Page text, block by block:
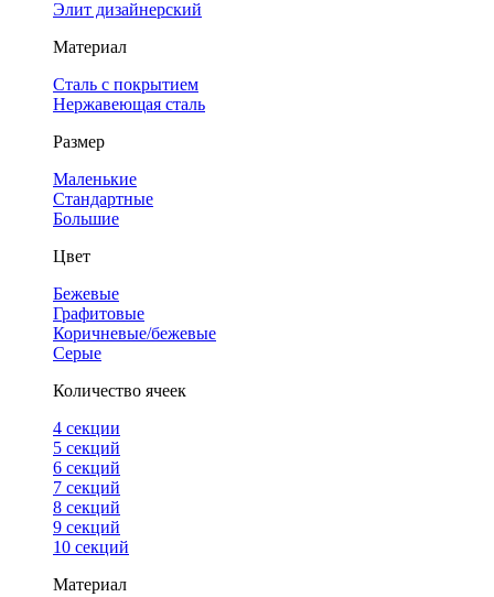
Элит дизайнерский
Материал
Сталь с покрытием
Нержавеющая сталь
Размер
Маленькие
Стандартные
Большие
Цвет
Бежевые
Графитовые
Коричневые/бежевые
Серые
Количество ячеек
4 cекции
5 секций
6 секций
7 секций
8 секций
9 секций
10 секций
Материал